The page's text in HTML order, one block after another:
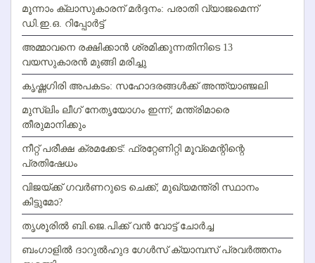
മൂന്നാം ക്ലാസുകാരന് മര്‍ദ്ദനം: പരാതി വ്യാജമെന്ന്
ഡി.ഇ.ഒ. റിപ്പോര്‍ട്ട്
അമ്മാവനെ രക്ഷിക്കാന്‍ ശ്രമിക്കുന്നതിനിടെ 13
വയസുകാരന്‍ മുങ്ങി മരിച്ചു
കൃഷ്ണഗിരി അപകടം: സഹോദരങ്ങള്‍ക്ക് അന്ത്യാഞ്ജലി
മുസ്ലിം ലീഗ് നേതൃയോഗം ഇന്ന്; മന്ത്രിമാരെ
തീരുമാനിക്കും
നീറ്റ് പരീക്ഷ ക്രമക്കേട്: ഫ്രറ്റേണിറ്റി മൂവ്‌മെന്റിന്റെ
പ്രതിഷേധം
വിജയ്ക്ക് ഗവര്‍ണറുടെ ചെക്ക്; മുഖ്യമന്ത്രി സ്ഥാനം
കിട്ടുമോ?
തൃശൂരില്‍ ബി.ജെ.പിക്ക് വന്‍ വോട്ട് ചോര്‍ച്ച
ബംഗാളില്‍ ദാറുല്‍ഹുദ ഗേള്‍സ് ക്യാമ്പസ് പ്രവര്‍ത്തനം